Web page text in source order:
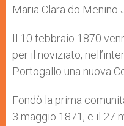
Maria Clara do Menino
Il 10 febbraio 1870
per il noviziato,
Portogallo una nuova
Fondò la prima
3 maggio 1871, e il 27